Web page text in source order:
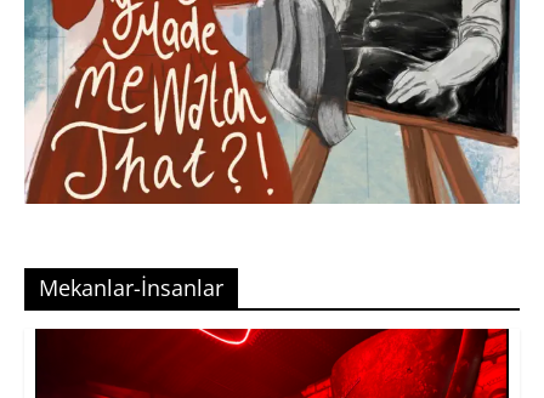
Mekanlar-İnsanlar